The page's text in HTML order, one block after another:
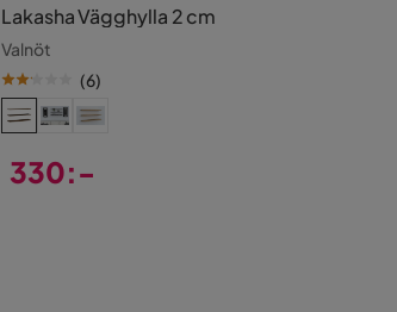
Lakasha Vägghylla 2 cm
Valnöt
(6)
330:-